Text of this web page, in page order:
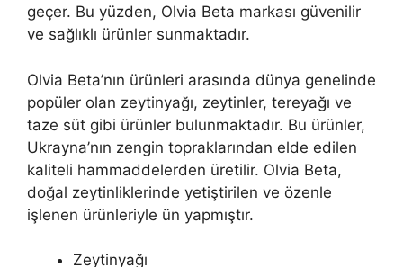
geçer. Bu yüzden, Olvia Beta markası güvenilir
ve sağlıklı ürünler sunmaktadır.
Olvia Beta’nın ürünleri arasında dünya genelinde
popüler olan zeytinyağı, zeytinler, tereyağı ve
taze süt gibi ürünler bulunmaktadır. Bu ürünler,
Ukrayna’nın zengin topraklarından elde edilen
kaliteli hammaddelerden üretilir. Olvia Beta,
doğal zeytinliklerinde yetiştirilen ve özenle
işlenen ürünleriyle ün yapmıştır.
Zeytinyağı